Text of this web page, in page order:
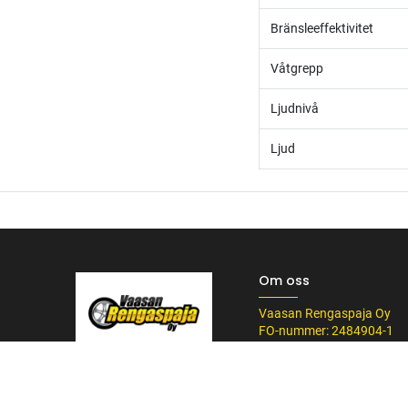
Bränsleeffektivitet
Våtgrepp
Ljudnivå
Ljud
Om oss
Vaasan Rengaspaja Oy
FO-nummer: 2484904-1